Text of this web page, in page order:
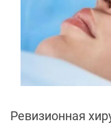
Ревизионная